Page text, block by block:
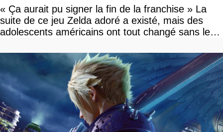
« Ça aurait pu signer la fin de la franchise » La
suite de ce jeu Zelda adoré a existé, mais des
adolescents américains ont tout changé sans le